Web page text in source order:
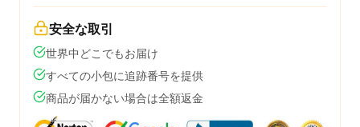
安全な取引
世界中どこでもお届け
すべての小包に追跡番号を提供
商品が届かない場合は全額返金